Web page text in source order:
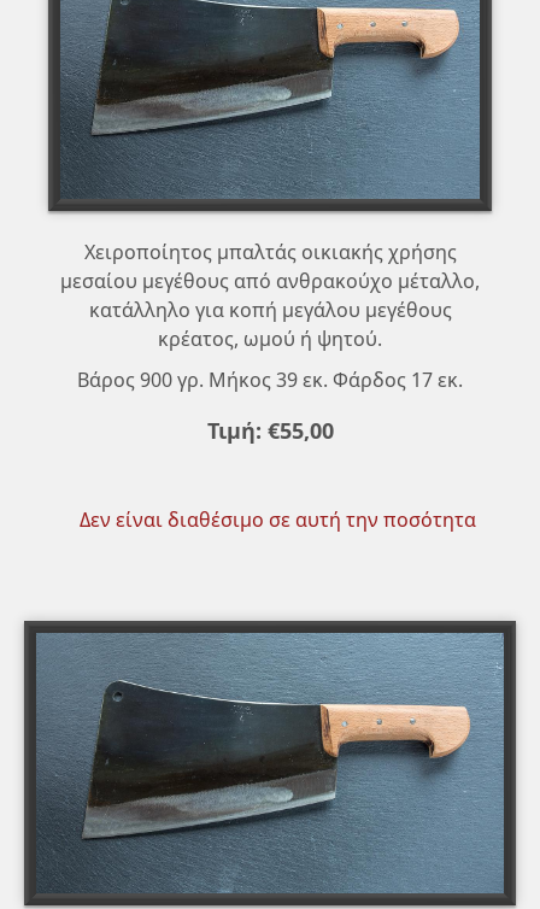
Χειροποίητος μπαλτάς οικιακής χρήσης
μεσαίου μεγέθους από ανθρακούχο μέταλλο,
κατάλληλο για κοπή μεγάλου μεγέθους
κρέατος, ωμού ή ψητού.
Βάρος 900 γρ. Μήκος 39 εκ. Φάρδος 17 εκ.
Τιμή: €55,00
Δεν είναι διαθέσιμο σε αυτή την ποσότητα